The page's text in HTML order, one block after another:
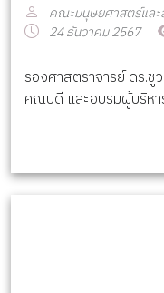
คณะมนุษยศาสตร์แล
24 ธันวาคม 2567
รองศาสตราจารย์ ดร.ชู
คณบดี และอบรมผู้บริห